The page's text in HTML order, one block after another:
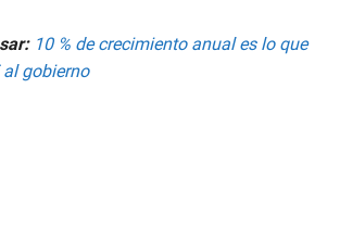
10 % de crecimiento anual es lo que
al gobierno